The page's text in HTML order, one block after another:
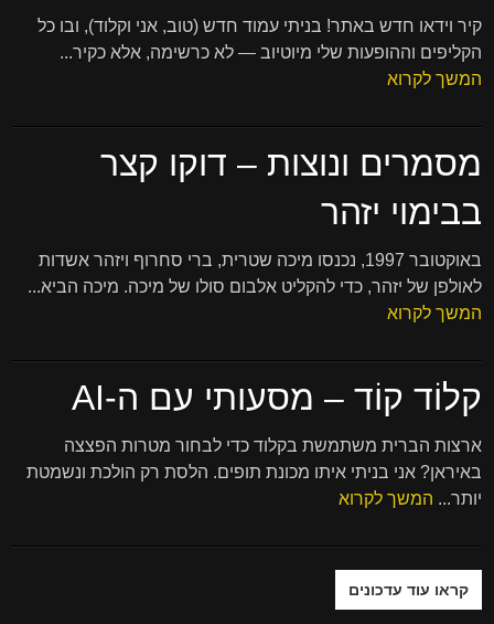
קיר וידאו חדש באתר! בניתי עמוד חדש (טוב, אני וקלוד), ובו כל
הקליפים וההופעות שלי מיוטיוב — לא כרשימה, אלא כקיר...
המשך לקרוא
מסמרים ונוצות – דוקו קצר
בבימוי יזהר
באוקטובר 1997, נכנסו מיכה שטרית, ברי סחרוף ויזהר אשדות
לאולפן של יזהר, כדי להקליט אלבום סולו של מיכה. מיכה הביא...
המשך לקרוא
קלוֹד קוֹד – מסעותי עם ה-AI
ארצות הברית משתמשת בקלוד כדי לבחור מטרות הפצצה
באיראן? אני בניתי איתו מכונת תופים. הלסת רק הולכת ונשמטת
יותר... המשך לקרוא
קראו עוד עדכונים